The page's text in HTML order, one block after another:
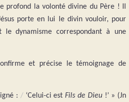
profond la volonté divine du Père ! Il
porte en lui le divin vouloir, pour
le dynamisme correspondant à une
et précise le témoignage de
: / ‘Celui-ci estFils de Dieu!’ » (Jn